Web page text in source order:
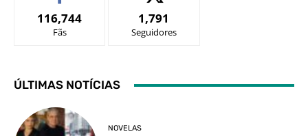
116,744
Fãs
1,791
Seguidores
ÚLTIMAS NOTÍCIAS
NOVELAS